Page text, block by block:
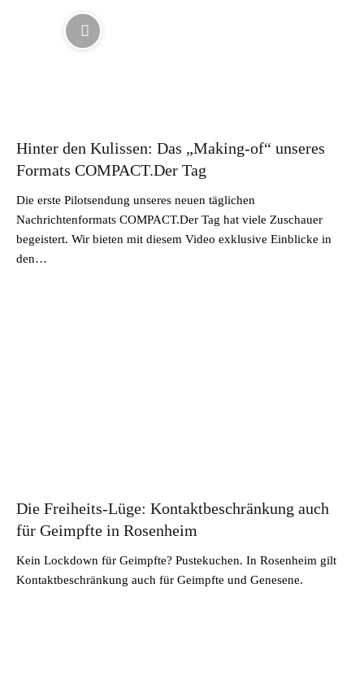
Hinter den Kulissen: Das „Making-of“ unseres
Formats COMPACT.Der Tag
Die erste Pilotsendung unseres neuen täglichen
Nachrichtenformats COMPACT.Der Tag hat viele Zuschauer
begeistert. Wir bieten mit diesem Video exklusive Einblicke in
den…
Die Freiheits-Lüge: Kontaktbeschränkung auch
für Geimpfte in Rosenheim
Kein Lockdown für Geimpfte? Pustekuchen. In Rosenheim gilt
Kontaktbeschränkung auch für Geimpfte und Genesene.